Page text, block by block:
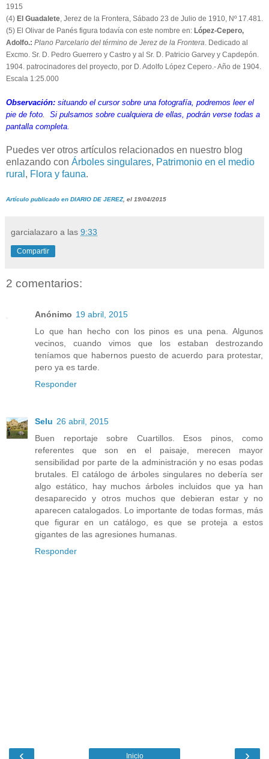
1915
(4) El Guadalete, Jerez de la Frontera, Sábado 23 de Julio de 1910, Nº 17.481.
(5) El Olivar de Panés figura todavía con este nombre en: López-Cepero,
Adolfo.: Plano Parcelario del término de Jerez de la Frontera. Dedicado al
Excmo. Sr. D. Pedro Guerrero y Castro y al Sr. D. Patricio Garvey y Capdepón.
1904. patrocinadores del proyecto, por D. Adolfo López Cepero.- Año de 1904.
Escala 1:25.000
Observación: situando el cursor sobre una fotografía, podremos leer el
pie de foto. Si pulsamos sobre cualquiera de ellas, podrán verse todas a
pantalla completa.
Puedes ver otros artículos relacionados en nuestro blog
enlazando con Árboles singulares, Patrimonio en el medio
rural , Flora y fauna.
Artículo publicado en DIARIO DE JEREZ, el 19/04/2015
garcialazaro a las 9:33
Compartir
2 comentarios:
Anónimo 19 abril, 2015
Lo que han hecho con los pinos es una pena. Algunos
vecinos, cuando vimos que los estaban destrozando
teníamos que habernos puesto de acuerdo para protestar,
pero ya es tarde.
Responder
Selu 26 abril, 2015
Buen reportaje sobre Cuartillos. Esos pinos, como
referentes que son en el paisaje, merecen mayor
sensibilidad por parte de la administración y no esas podas
brutales. El catálogo de árboles singulares no debería ser
algo estático, hay muchos árboles incluidos que ya han
desaparecido y otros muchos que debieran estar y no
aparecen catalogados. Lo importante de todas formas, más
que figurar en un catálogo, es que se proteja a estos
gigantes de las agresiones humanas.
Responder
‹ ›
Inicio